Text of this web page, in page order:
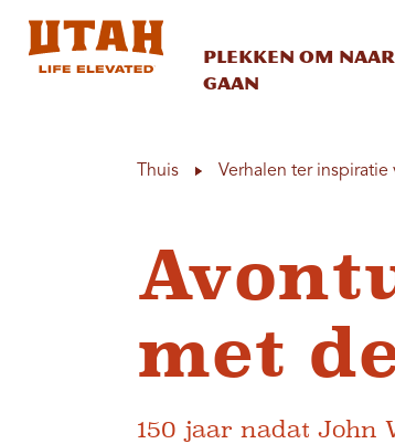
Plekken om
gaan
Thuis Verhalen ter inspiratie
met
150 jaar nadat John